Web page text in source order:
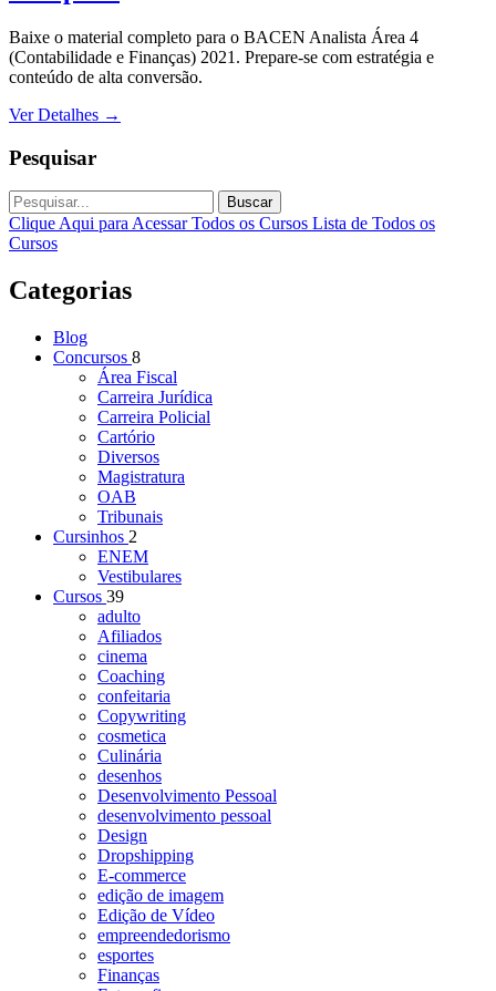
Baixe o material completo para o BACEN Analista Área 4
(Contabilidade e Finanças) 2021. Prepare-se com estratégia e
conteúdo de alta conversão.
Ver Detalhes →
Pesquisar
Buscar
Clique Aqui para Acessar Todos os Cursos Lista de Todos os
Cursos
Categorias
Blog
Concursos 8
Área Fiscal
Carreira Jurídica
Carreira Policial
Cartório
Diversos
Magistratura
OAB
Tribunais
Cursinhos 2
ENEM
Vestibulares
Cursos 39
adulto
Afiliados
cinema
Coaching
confeitaria
Copywriting
cosmetica
Culinária
desenhos
Desenvolvimento Pessoal
desenvolvimento pessoal
Design
Dropshipping
E-commerce
edição de imagem
Edição de Vídeo
empreendedorismo
esportes
Finanças